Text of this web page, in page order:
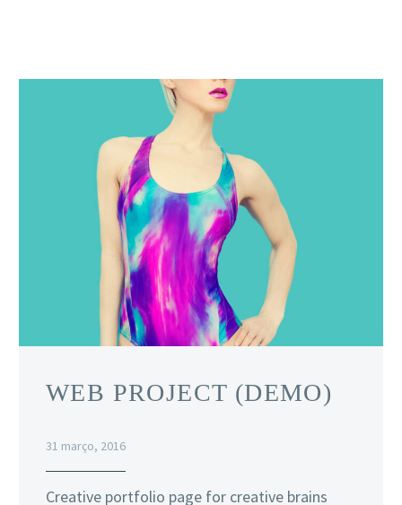
WEB PROJECT (DEMO)
31 março, 2016
Creative portfolio page for creative brains